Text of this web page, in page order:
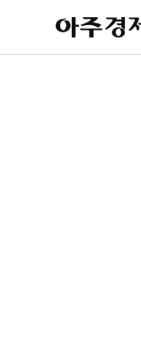
아
주
제